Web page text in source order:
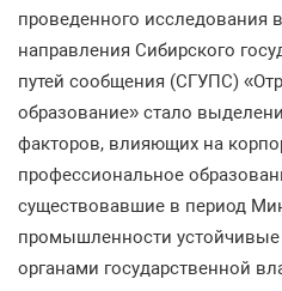
проведенного исследования
направления Сибирского
путей сообщения (СГУПС)
образование» стало
факторов, влияющих на
профессиональное
существовавшие в период
промышленности
органами государственной